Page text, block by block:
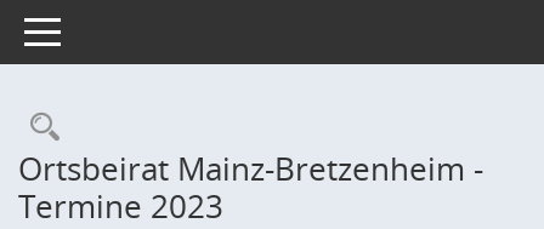
Toggle navigation
Rechercheauswahl
Ortsbeirat Mainz-Bretzenheim -
Termine 2023